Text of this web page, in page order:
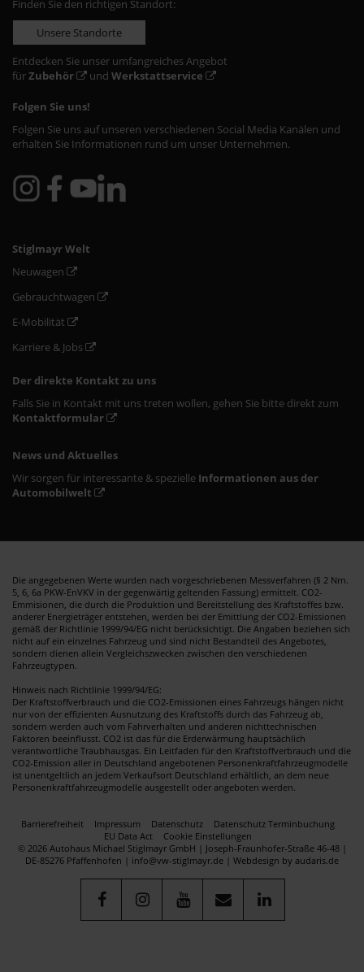
Finden Sie den richtigen Standort:
Unsere Standorte
Entdecken Sie unser umfangreiches Angebot
fürZubehör und Werkstattservice
Folgen Sie uns!
Folgen Sie uns auf unseren verschiedenen Social Media Kanälen und
erhalten Sie Informationen rund um unser Unternehmen.
Stiglmayr Welt
Neuwagen
Gebrauchtwagen
E-Mobilität
Karriere & Jobs
Der direkte Kontakt zu uns
Falls Sie in Kontakt mit uns treten wollen, gehen Sie bitte direkt zum
Kontaktformular
News und Aktuelles
Wir sorgen für interessante & spezielle Informationen aus der
Automobilwelt
Die angegebenen Werte wurden nach vorgeschriebenen Messverfahren (§ 2 Nrn.
5, 6, 6a PKW-EnVKV in der gegenwärtig geltenden Fassung) ermittelt. CO2-
Emmisionen, die durch die Produktion und Bereitstellung des Kraftstoffes bzw.
anderer Energieträger entstehen, werden bei der Emittlung der CO2-Emissionen
gemäß der Richtlinie 1999/94/EG nicht berücksichtigt. Die Angaben beziehen sich
nicht auf ein einzelnes Fahrzeug und sind nicht Bestandteil des Angebotes,
sondern dienen allein Vergleichszwecken zwischen den verschiedenen
Fahrzeugtypen.
Hinweis nach Richtlinie 1999/94/EG:
Der Kraftstoffverbrauch und die CO2-Emissionen eines Fahrzeugs hängen nicht
nur von der effizienten Ausnutzung des Kraftstoffs durch das Fahrzeug ab,
sondern werden auch vom Fahrverhalten und anderen nichttechnischen
Faktoren beeinflusst. CO2 ist das für die Erderwärmung hauptsächlich
verantwortliche Traubhausgas. Ein Leitfaden für den Kraftstoffverbrauch und die
CO2-Emission aller in Deutschland angebotenen Personenkraftfahrzeugmodelle
ist unentgeltlich an jedem Verkaufsort Deutschland erhältlich, an dem neue
Personenkraftfahrzeugmodelle ausgestellt oder angeboten werden.
Barrierefreiheit Impressum Datenschutz
Datenschutz Terminbuchung
EU Data Act
Cookie Einstellungen
© 2026 Autohaus Michael Stiglmayr GmbH | Joseph-Fraunhofer-Straße 46-48 |
DE-85276 Pfaffenhofen | info@vw-stiglmayr.de | Webdesign by audaris.de